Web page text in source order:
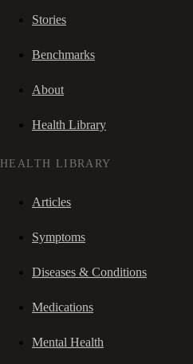
Stories
Benchmarks
About
Health Library
HEALTH LIBRARY
Articles
Symptoms
Diseases & Conditions
Medications
Mental Health